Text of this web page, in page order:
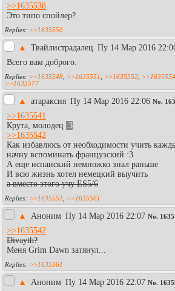
>>1635538
Это типо спойлер?
>>1635550
▲ Твайлистрадалец Пy 14 Мар 2016
Всего вам доброго.
>>1635548 >>1635551 >>1635552 >>1635554
>>1635577
▲ атараксия Пy 14 Мар 2016 22:06 No.
>>1635541
Крута, молодец :3
>>1635542
Как избавлюсь от необходимости учить
начну вспоминать французский :3
А еще испанский немножко знал раньше
И всю жизнь хотел немецкий выучить
а вместо этого учу ES5/6
>>1635551 >>1635561
▲ Аноним Пy 14 Мар 2016 22:07 No.
>>1635542
Divayth?
Меня Grim Dawn затянул...
>>1635561
▲ Аноним Пy 14 Мар 2016 22:07 No.